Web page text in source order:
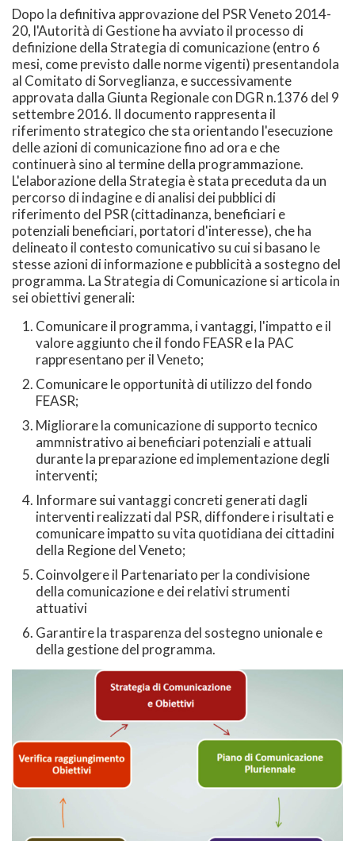
Dopo la definitiva approvazione del PSR Veneto 2014-
20, l'Autorità di Gestione ha avviato il processo di
definizione della Strategia di comunicazione (entro 6
mesi, come previsto dalle norme vigenti) presentandola
al Comitato di Sorveglianza, e successivamente
approvata dalla Giunta Regionale con DGR n.1376 del 9
settembre 2016. Il documento rappresenta il
riferimento strategico che sta orientando l'esecuzione
delle azioni di comunicazione fino ad ora e che
continuerà sino al termine della programmazione.
L'elaborazione della Strategia è stata preceduta da un
percorso di indagine e di analisi dei pubblici di
riferimento del PSR (cittadinanza, beneficiari e
potenziali beneficiari, portatori d'interesse), che ha
delineato il contesto comunicativo su cui si basano le
stesse azioni di informazione e pubblicità a sostegno del
programma. La Strategia di Comunicazione si articola in
sei obiettivi generali:
Comunicare il programma, i vantaggi, l'impatto e il
valore aggiunto che il fondo FEASR e la PAC
rappresentano per il Veneto;
Comunicare le opportunità di utilizzo del fondo
FEASR;
Migliorare la comunicazione di supporto tecnico
ammnistrativo ai beneficiari potenziali e attuali
durante la preparazione ed implementazione degli
interventi;
Informare sui vantaggi concreti generati dagli
interventi realizzati dal PSR, diffondere i risultati e
comunicare impatto su vita quotidiana dei cittadini
della Regione del Veneto;
Coinvolgere il Partenariato per la condivisione
della comunicazione e dei relativi strumenti
attuativi
Garantire la trasparenza del sostegno unionale e
della gestione del programma.